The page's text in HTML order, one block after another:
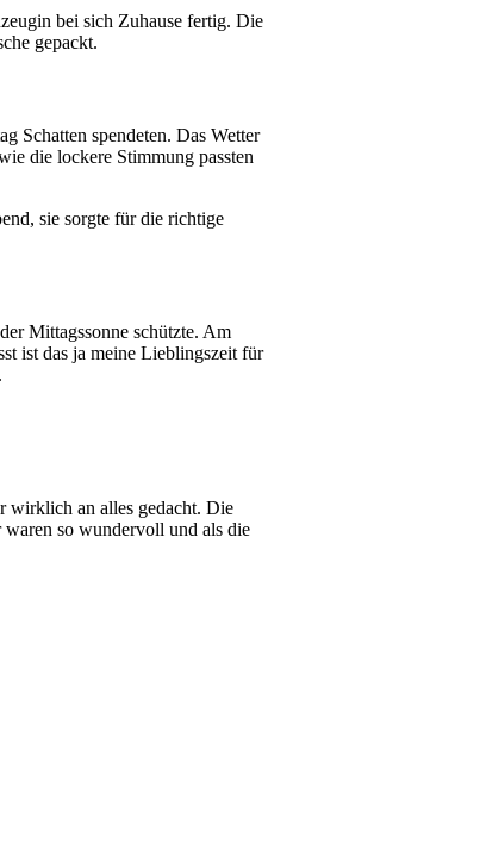
bei sich Zuhause fertig. Die
gepackt.
Schatten spendeten. Das Wetter
die lockere Stimmung passten
sie sorgte für die richtige
Mittagssonne schützte. Am
ist das ja meine Lieblingszeit für
wirklich an alles gedacht. Die
so wundervoll und als die